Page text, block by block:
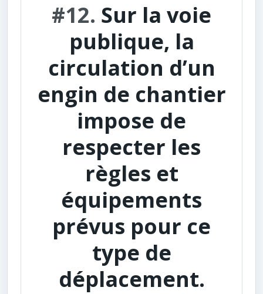
#12. Sur la voie
publique, la
circulation d’un
engin de chantier
impose de
respecter les
règles et
équipements
prévus pour ce
type de
déplacement.